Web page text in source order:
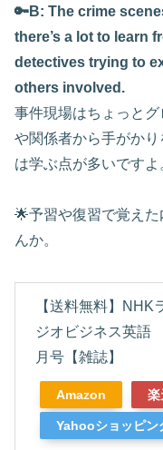
🔑B: The crime
there’s a lot to learn
detectives trying to
others involved.
事件現場はちょっと
や関係者から手がか
は学ぶ点が多いですよ
🌟予習や復習で覚え
んか。
【送料無料】NHK
ジオビジネス英語
月号【雑誌】
Amazon 楽
Yahooショッピン